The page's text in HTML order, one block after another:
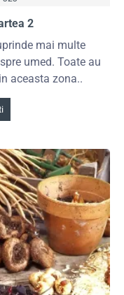
2
mai multe
umed. Toate au
aceasta zona..